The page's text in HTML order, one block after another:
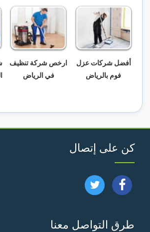
أفضل شركات عزل
فوم بالرياض
ارخص شركة تنظيف
في الرياض
كن على إتصال
تابعنا تابعنا
طرق التواصل معنا